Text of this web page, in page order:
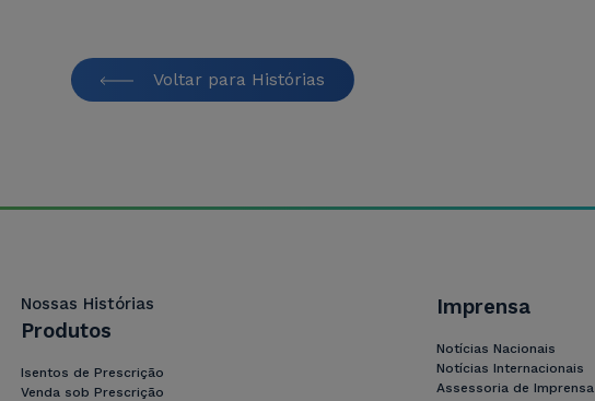
Voltar para Histórias
Nossas Histórias
Produtos
Isentos de Prescrição
Venda sob Prescrição
Imprensa
Notícias Nacionais
Notícias Internacionais
Assessoria de Imprensa